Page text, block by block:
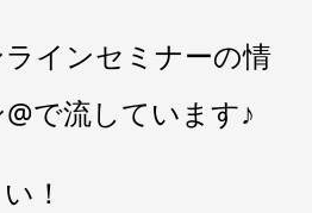
インセミナーの情
で流しています♪
！